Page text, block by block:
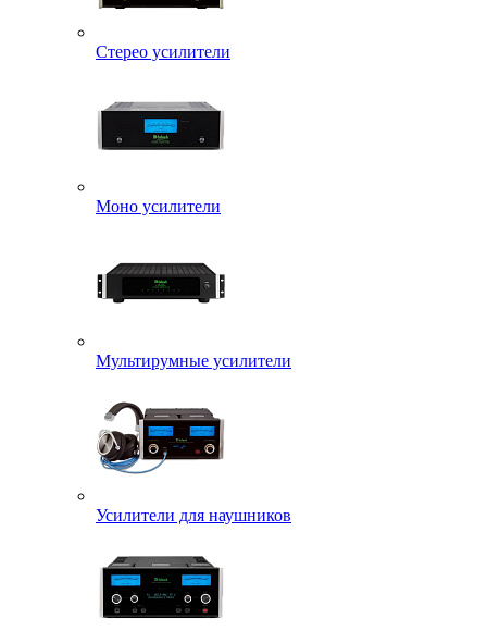
Стерео усилители
Моно усилители
Мультирумные усилители
Усилители для наушников